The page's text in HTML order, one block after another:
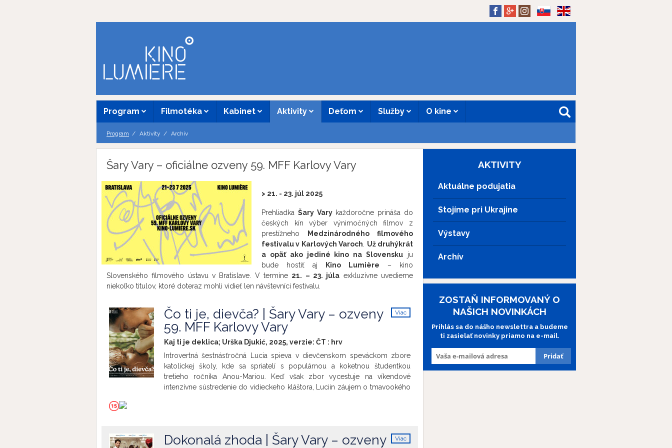
Program Filmotéka Kabinet Aktivity Deťom Služby O kine
Program Aktivity Archív
Šary Vary – oficiálne ozveny 59. MFF Karlovy Vary
> 21. - 23. júl 2025
Prehliadka Šary Varykaždoročne prináša do
českých kín výber výnimočných filmov z
prestížneho
Medzinárodného filmového
festivalu v Karlových Varoch
Už druhýkrát
a opäť ako jediné kino na Slovensku ju
bude hostiť aj
Kino Lumière – kino
Slovenského filmového ústavu v Bratislave. V termíne 21. – 23. júla exkluzívne uvedieme
niekoľko titulov, ktoré doteraz mohli vidieť len návštevníci festivalu.
Viac
Čo ti je, dievča? | Šary Vary – ozveny
59. MFF Karlovy Vary
Kaj ti je deklica; Urška Djukić, 2025, verzie: ČT : hrv
Introvertná šestnásťročná Lucia spieva v dievčenskom speváckom zbore
katolíckej školy, kde sa spriatelí s populárnou a koketnou študentkou
tretieho ročníka Anou-Mariou. Keď však zbor vycestuje na víkendové
intenzívne sústredenie do vidieckeho kláštora, Luciin záujem o tmavookého
svojou obrazotvornosťou filmy Céline Sciammy. Jej senzuálny a nápaditý
Viac
Dokonalá zhoda | Šary Vary – ozveny
AKTIVITY
Aktuálne podujatia
Stojíme pri Ukrajine
Výstavy
Archív
ZOSTAŇ INFORMOVANÝ O
NAŠICH NOVINKÁCH
Prihlás sa do nášho newslettra a budeme
ti zasielať novinky priamo na e-mail.